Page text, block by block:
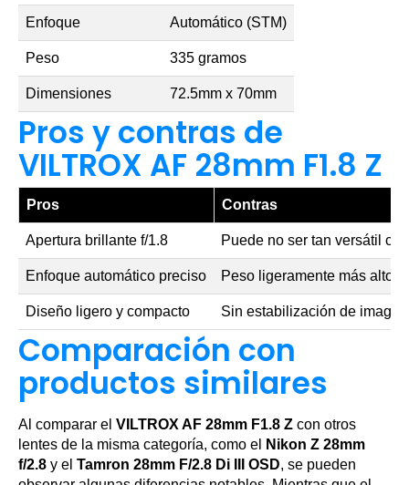
Enfoque Automático (STM)
Peso 335 gramos
Dimensiones 72.5mm x 70mm
Pros y contras de
VILTROX AF 28mm F1.8 Z
Pros Contras
Apertura brillante f/1.8 Puede no ser tan versátil
Enfoque automático preciso Peso ligeramente más alto
Diseño ligero y compacto Sin estabilización de imagen
Comparación con
productos similares
Al comparar el VILTROX AF 28mm F1.8 Z con otros
lentes de la misma categoría, como el
Nikon Z 28mm
f/2.8 y el Tamron 28mm F/2.8 Di III OSD, se pueden